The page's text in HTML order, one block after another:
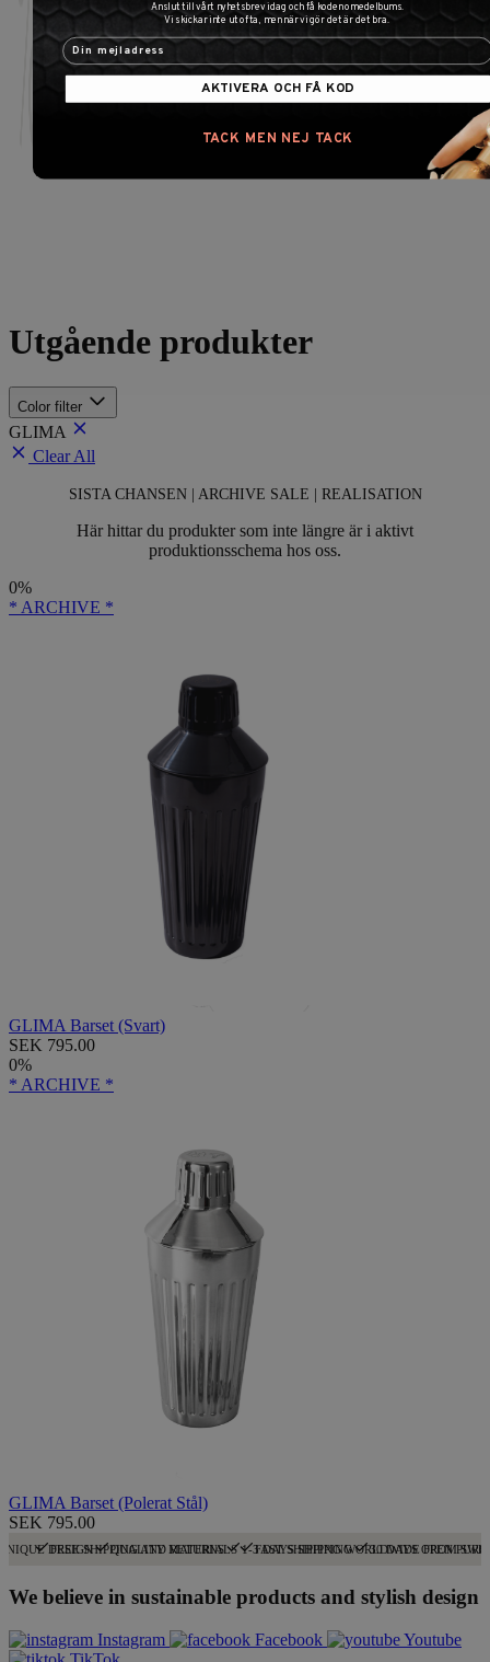
Utgående produkter
Color filter
GLIMA
Clear All
SISTA CHANSEN | ARCHIVE SALE | REALISATION
Här hittar du produkter som inte längre är i aktivt
produktionsschema hos oss.
0%
* ARCHIVE *
GLIMA Barset (Svart)
SEK 795.00
0%
* ARCHIVE *
GLIMA Barset (Polerat Stål)
SEK 795.00
DESIGN QUALITY MATERIALS FAST SHIPPING WORLDWIDE FROM
FREE SHIPPING AND RETURNS 1-3 DAYS SHIPPING 30 DAYS OPEN
We believe in sustainable products and stylish design
Instagram Facebook
Youtube
Anslut till vårt nyhetsbrev idag och få koden omedelbums.
Vi skickar inte ut ofta, men när vi gör det är det bra.
AKTIVERA OCH FÅ KOD
TACK MEN NEJ TACK